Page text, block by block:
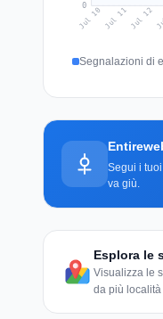
0
Jul 10 Jul 11Jul 12
Segnalazioni di
Segui i
va giù.
Esplora le
Visualizza le
da più località